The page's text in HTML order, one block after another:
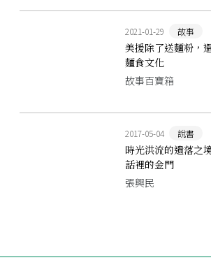
2021-01-29 故事
美援除了送麵粉，
麵食文化
故事百寶箱
2017-05-04 說書
時光洪流的遺落之
話裡的金門
張興民